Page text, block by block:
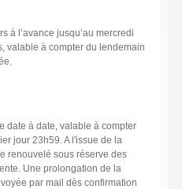
à l’avance jusqu’au mercredi
valable à compter du lendemain
date à date, valable à compter
jour 23h59. A l'issue de la
renouvelé sous réserve des
Une prolongation de la
par mail dès confirmation